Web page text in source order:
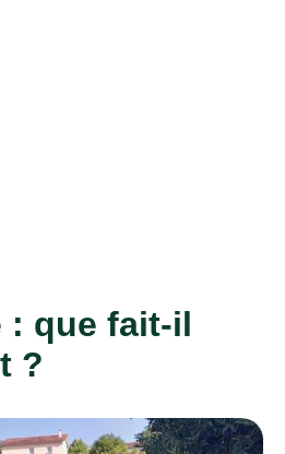
: que fait-il
?